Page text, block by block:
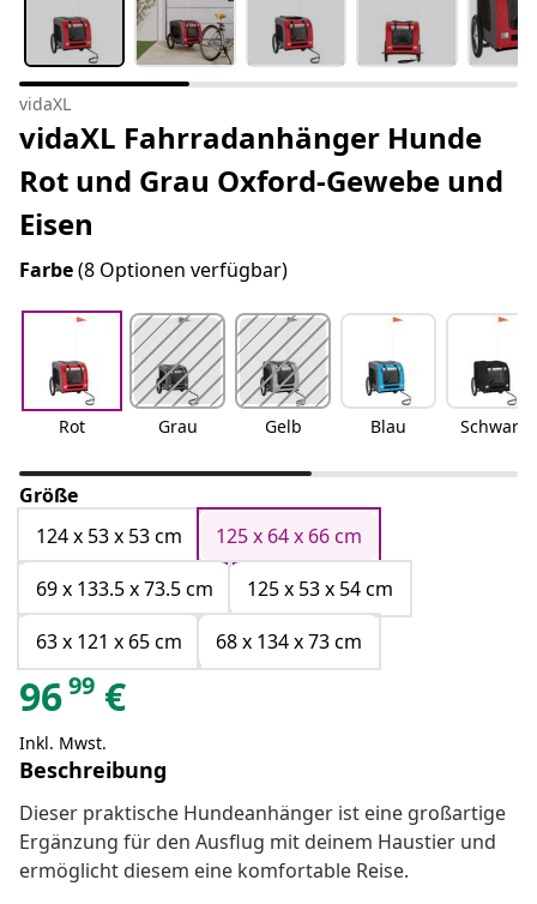
vidaXL
vidaXL Fahrradanhänger Hunde
Rot und Grau Oxford-Gewebe und
Eisen
Farbe(8 Optionen verfügbar)
Rot Grau Gelb Blau Schwarz
Größe
124 x 53 x 53 cm
125 x 64 x 66 cm
69 x 133.5 x 73.5 cm
125 x 53 x 54 cm
63 x 121 x 65 cm
68 x 134 x 73 cm
9699 €
Inkl. Mwst.
Beschreibung
Dieser praktische Hundeanhänger ist eine großartige
Ergänzung für den Ausflug mit deinem Haustier und
ermöglicht diesem eine komfortable Reise.